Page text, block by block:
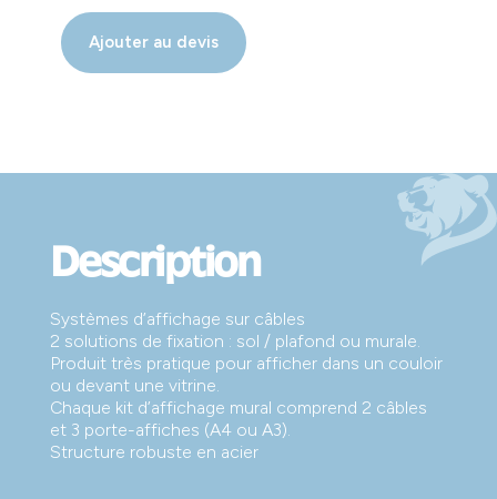
Ajouter au devis
Description
Systèmes d’affichage sur câbles
2 solutions de fixation : sol / plafond ou murale.
Produit très pratique pour afficher dans un couloir
ou devant une vitrine.
Chaque kit d’affichage mural comprend 2 câbles
et 3 porte-affiches (A4 ou A3).
Structure robuste en acier